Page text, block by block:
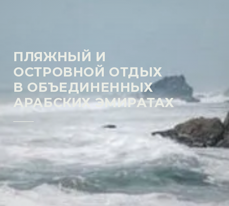
ПЛЯЖНЫЙ И
ОСТРОВНОЙ ОТДЫХ
В ОБЪЕДИНЕННЫХ
АРАБСКИХ ЭМИРАТАХ